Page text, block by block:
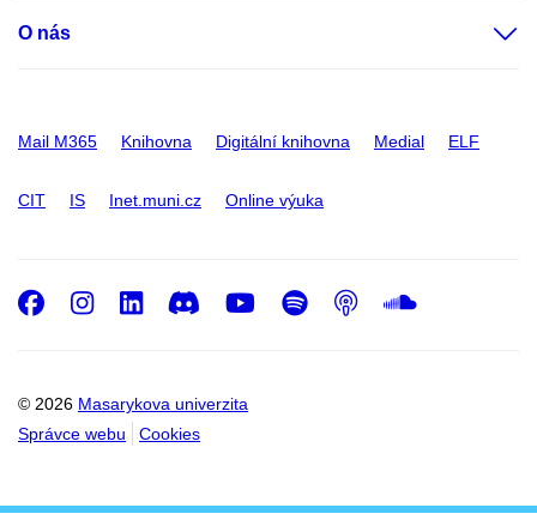
O nás
Mail M365 Knihovna Digitální knihovna Medial ELF
CIT IS Inet.muni.cz Online výuka
© 2026 Masarykova univerzita
Správce webu
Cookies
Facebook
Instagram
LinkedIn
DiscordYoutube
Spotify
Podcast